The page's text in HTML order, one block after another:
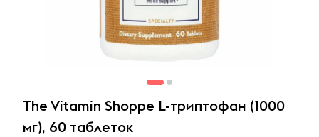
The Vitamin Shoppe L-триптофан (1000
мг), 60 таблеток